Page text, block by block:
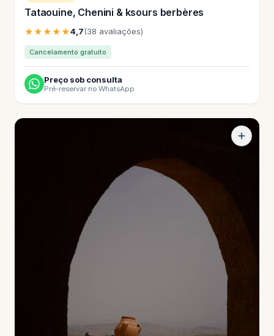
Tataouine, Chenini & ksours berbères
★★★★★4,7(38 avaliações)
Cancelamento gratuito
Preço sob consulta
Pré-reservar no WhatsApp